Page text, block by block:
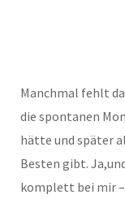
Manchmal fehlt
die spontanen
hätte und später
Besten gibt.
komplett bei mir